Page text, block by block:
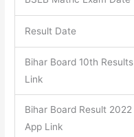
Result Date
Bihar Board 10th Results
Link
Bihar Board Result 2022
App Link